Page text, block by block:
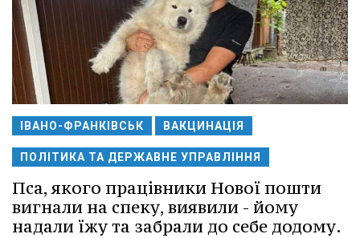
ІВАНО-ФРАНКІВСЬК ВАКЦИНАЦІЯ
ПОЛІТИКА ТА ДЕРЖАВНЕ УПРАВЛІННЯ
Пса, якого працівники Нової пошти
вигнали на спеку, виявили - йому
надали їжу та забрали до себе додому.